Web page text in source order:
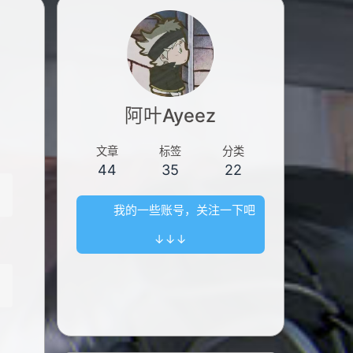
阿叶Ayeez
文章
44
标签
35
分类
22
我的一些账号，关注一下吧
↓↓↓